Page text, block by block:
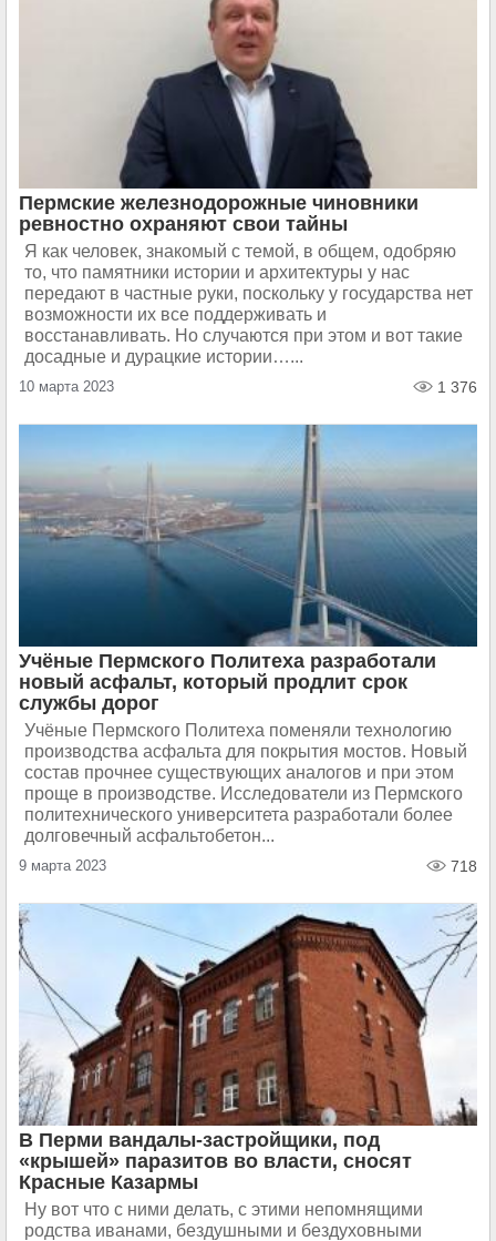
Пермские железнодорожные чиновники
ревностно охраняют свои тайны
Я как человек, знакомый с темой, в общем, одобряю
то, что памятники истории и архитектуры у нас
передают в частные руки, поскольку у государства нет
возможности их все поддерживать и
восстанавливать. Но случаются при этом и вот такие
досадные и дурацкие истории…...
10 марта 2023 1 376
Учёные Пермского Политеха разработали
новый асфальт, который продлит срок
службы дорог
Учёные Пермского Политеха поменяли технологию
производства асфальта для покрытия мостов. Новый
состав прочнее существующих аналогов и при этом
проще в производстве. Исследователи из Пермского
политехнического университета разработали более
долговечный асфальтобетон...
9 марта 2023 718
В Перми вандалы-застройщики, под
«крышей» паразитов во власти, сносят
Красные Казармы
Ну вот что с ними делать, с этими непомнящими
родства иванами, бездушными и бездуховными